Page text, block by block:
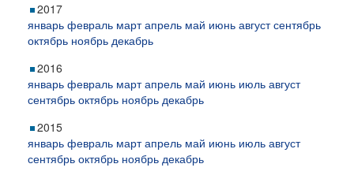
2017
январь февраль март апрель май июнь август сентябрь
октябрь ноябрь декабрь
2016
январь февраль март апрель май июнь июль август
сентябрь октябрь ноябрь декабрь
2015
январь февраль март апрель май июнь июль август
сентябрь октябрь ноябрь декабрь